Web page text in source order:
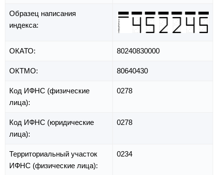
Образец написания
индекса:
ОКАТО: 80240830000
ОКТМО: 80640430
Код ИФНС (физические
лица):
0278
Код ИФНС (юридические
лица):
0278
Территориальный участок
ИФНС (физические лица):
0234